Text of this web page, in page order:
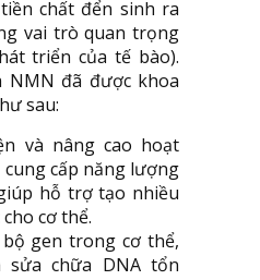
chất đển sinh ra
vai trò quan trọng
triển của tế bào).
NMN đã được khoa
sau:
và nâng cao hoạt
cấp năng lượng
hỗ trợ tạo nhiều
cơ thể.
gen trong cơ thể,
sửa chữa DNA tổn